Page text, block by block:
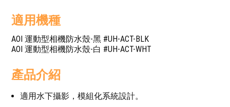
適用機種
AOI 運動型相機防水殼-黑 #UH-ACT-BLK
AOI 運動型相機防水殼-白 #UH-ACT-WHT
產品介紹
適用水下攝影，模組化系統設計。